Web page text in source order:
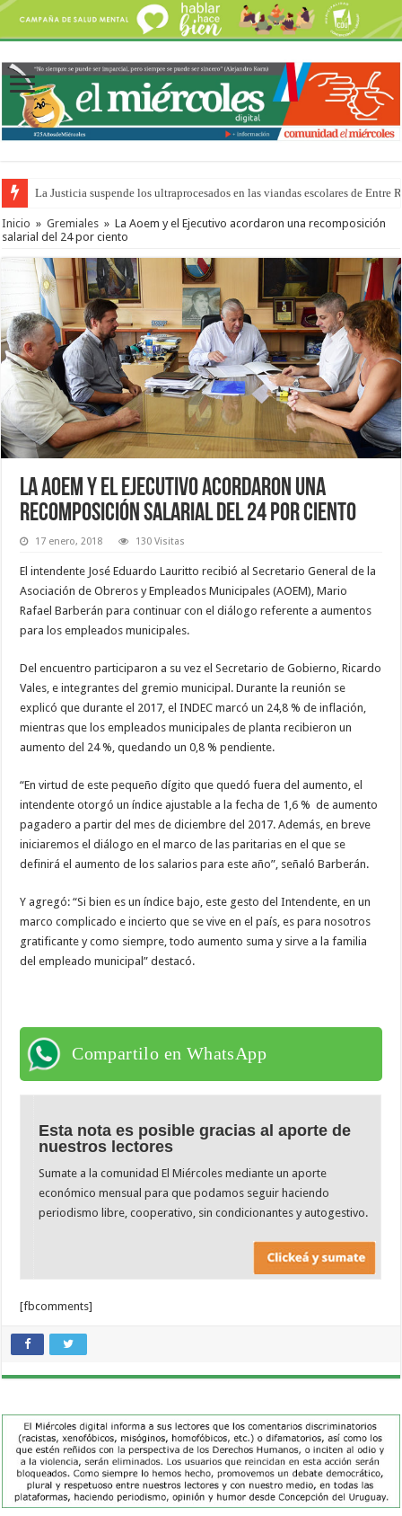
La Justicia suspende los ultraprocesados en las viandas escolares de Entre
Se presentará la obra “La Runfla de los Macanos”
Inicio » Gremiales » La Aoem y el Ejecutivo acordaron una recomposición
salarial del 24 por ciento
La Aoem y el Ejecutivo acordaron una
recomposición salarial del 24 por ciento
17 enero, 2018 130 Visitas
El intendente José Eduardo Lauritto recibió al Secretario General de la
Asociación de Obreros y Empleados Municipales (AOEM), Mario
Rafael Barberán para continuar con el diálogo referente a aumentos
para los empleados municipales.
Del encuentro participaron a su vez el Secretario de Gobierno, Ricardo
Vales, e integrantes del gremio municipal. Durante la reunión se
explicó que durante el 2017, el INDEC marcó un 24,8 % de inflación,
mientras que los empleados municipales de planta recibieron un
aumento del 24 %, quedando un 0,8 % pendiente.
“En virtud de este pequeño dígito que quedó fuera del aumento, el
intendente otorgó un índice ajustable a la fecha de 1,6 % de aumento
pagadero a partir del mes de diciembre del 2017. Además, en breve
iniciaremos el diálogo en el marco de las paritarias en el que se
definirá el aumento de los salarios para este año”, señaló Barberán.
Y agregó: “Si bien es un índice bajo, este gesto del Intendente, en un
marco complicado e incierto que se vive en el país, es para nosotros
gratificante y como siempre, todo aumento suma y sirve a la familia
del empleado municipal” destacó.
Compartilo en WhatsApp
Esta nota es posible gracias al aporte de
nuestros lectores
Sumate a la comunidad El Miércoles mediante un aporte
económico mensual para que podamos seguir haciendo
periodismo libre, cooperativo, sin condicionantes y autogestivo.
[fbcomments]